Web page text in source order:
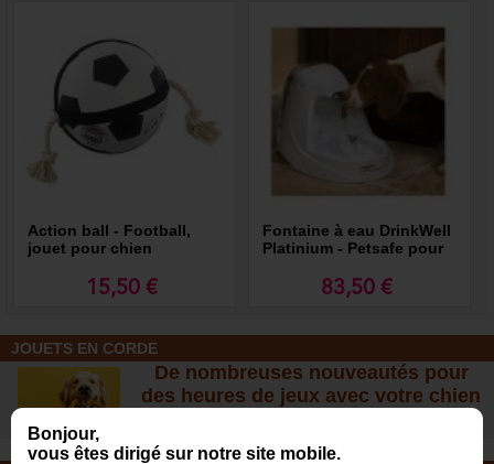
Bonjour,
vous êtes dirigé sur notre site mobile.
Action ball - Football,
jouet pour chien
15,50 €
Fontaine à eau DrinkWell
Platinium - Petsafe pour
83,50 €
JOUETS EN CORDE
De nombreuses nouveautés pour
des heures de jeux avec votre chien